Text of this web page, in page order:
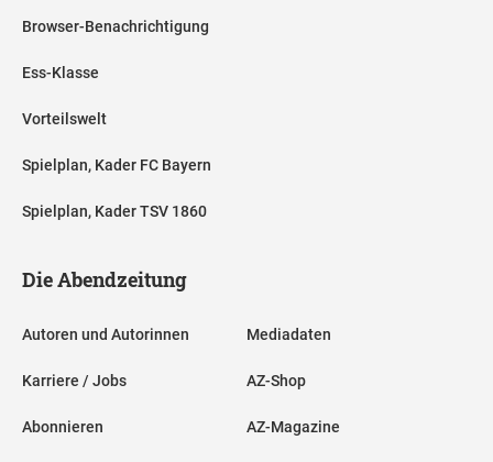
Browser-Benachrichtigung
Ess-Klasse
Vorteilswelt
Spielplan, Kader FC Bayern
Spielplan, Kader TSV 1860
Die Abendzeitung
Autoren und Autorinnen
Karriere / Jobs
Abonnieren
Mediadaten
AZ-Shop
AZ-Magazine